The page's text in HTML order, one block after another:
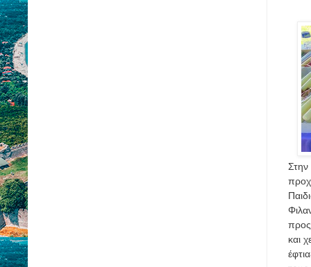
Στην
και